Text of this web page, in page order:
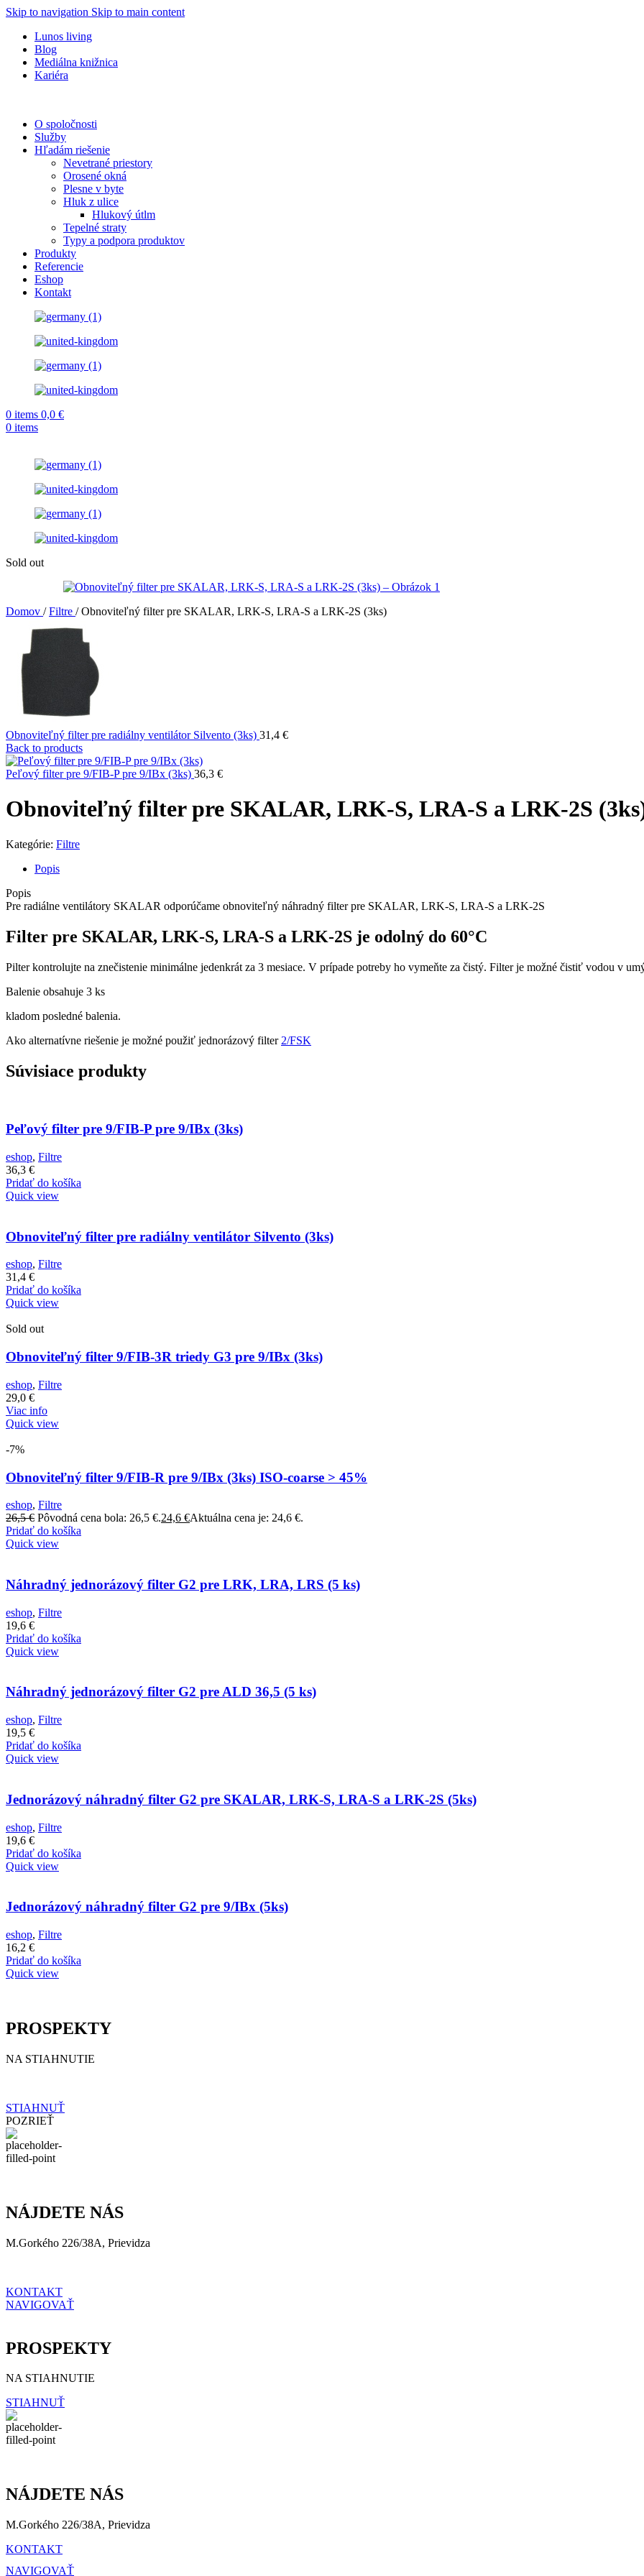
Skip to navigation Skip to main content
Lunos living
Blog
Mediálna knižnica
Kariéra
O spoločnosti
Služby
Hľadám riešenie
Nevetrané priestory
Orosené okná
Plesne v byte
Hluk z ulice
Hlukový útlm
Tepelné straty
Typy a podpora produktov
Produkty
Referencie
Eshop
Kontakt
0 items 0,0 €
0 items
Sold out
Domov / Filtre / Obnoviteľný filter pre SKALAR, LRK-S, LRA-S a LRK-2S (3ks)
Obnoviteľný filter pre radiálny ventilátor Silvento (3ks) 31,4 €
Back to products
Peľový filter pre 9/FIB-P pre 9/IBx (3ks) 36,3 €
Obnoviteľný filter pre SKALAR, LRK-S, LRA-S a LRK-2S
Kategórie: Filtre
Popis
Popis
Pre radiálne ventilátory SKALAR odporúčame obnoviteľný náhradný filter pre SKALAR, LRK-S, LRA-S a LRK-2S
Filter pre SKALAR, LRK-S, LRA-S a LRK-2S je odolný do 60°C
Pilter kontrolujte na znečistenie minimálne jedenkrát za 3 mesiace. V prípade potreby ho vymeňte za čistý. Filter je možné čistiť vodou v
Balenie obsahuje 3 ks
kladom posledné balenia.
Ako alternatívne riešenie je možné použiť jednorázový filter 2/FSK
Súvisiace produkty
Peľový filter pre 9/FIB-P pre 9/IBx (3ks)
eshop, Filtre
36,3 €
Pridať do košíka
Quick view
Obnoviteľný filter pre radiálny ventilátor Silvento (3ks)
eshop, Filtre
31,4 €
Pridať do košíka
Quick view
Sold out
Obnoviteľný filter 9/FIB-3R triedy G3 pre 9/IBx (3ks)
eshop, Filtre
29,0 €
Viac info
Quick view
-7%
Obnoviteľný filter 9/FIB-R pre 9/IBx (3ks) ISO-coarse > 45%
eshop, Filtre
26,5€ Pôvodná cena bola: 26,5 €.24,6 €Aktuálna cena je: 24,6 €.
Pridať do košíka
Quick view
Náhradný jednorázový filter G2 pre LRK, LRA, LRS (5 ks)
eshop, Filtre
19,6 €
Pridať do košíka
Quick view
Náhradný jednorázový filter G2 pre ALD 36,5 (5 ks)
eshop, Filtre
19,5 €
Pridať do košíka
Quick view
Jednorázový náhradný filter G2 pre SKALAR, LRK-S, LRA-S a LRK-2S (5ks)
eshop, Filtre
19,6 €
Pridať do košíka
Quick view
Jednorázový náhradný filter G2 pre 9/IBx (5ks)
eshop, Filtre
16,2 €
Pridať do košíka
Quick view
PROSPEKTY
NA STIAHNUTIE
STIAHNUŤ
POZRIEŤ
NÁJDETE NÁS
M.Gorkého 226/38A, Prievidza
KONTAKT
NAVIGOVAŤ
PROSPEKTY
NA STIAHNUTIE
STIAHNUŤ
NÁJDETE NÁS
M.Gorkého 226/38A, Prievidza
KONTAKT
NAVIGOVAŤ